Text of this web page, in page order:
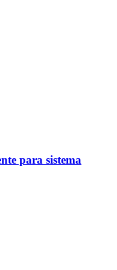
para sistema